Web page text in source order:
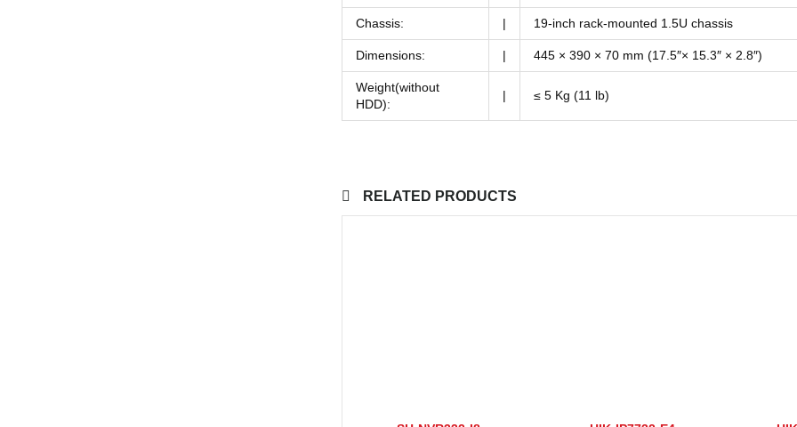
Chassis: | 19-inch rack-mounted 1.5U chassis
Dimensions: | 445 × 390 × 70 mm (17.5″× 15.3″ × 2.8″)
Weight(without
HDD):
| ≤ 5 Kg (11 lb)
RELATED PRODUCTS